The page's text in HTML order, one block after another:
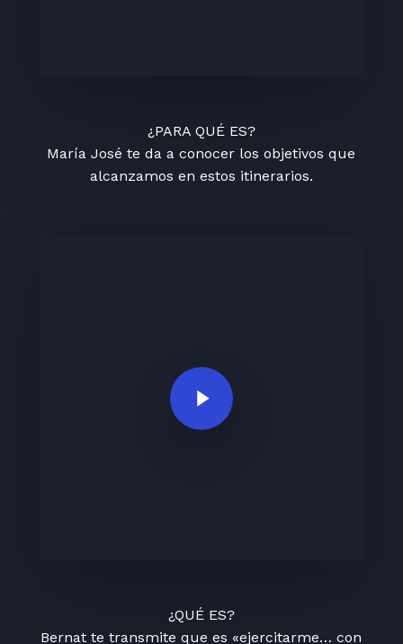
¿PARA QUÉ ES?
María José te da a conocer los objetivos que
alcanzamos en estos itinerarios.
Play Video
¿QUÉ ES?
Bernat te transmite que es «ejercitarme… con